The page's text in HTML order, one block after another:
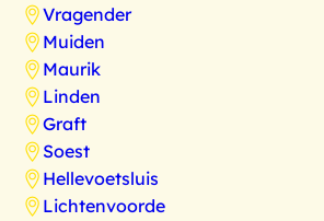
Vragender
Muiden
Maurik
Linden
Graft
Soest
Hellevoetsluis
Lichtenvoorde